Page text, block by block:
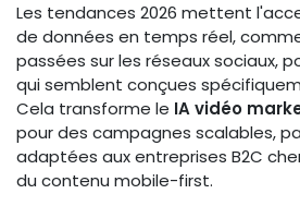
Les tendances 2026 mettent
de données en temps réel,
passées sur les réseaux sociaux,
qui semblent conçues
Cela transforme le IA vidéo
pour des campagnes scalables,
adaptées aux entreprises B2C
du contenu mobile-first.